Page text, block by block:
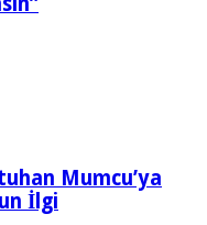
Mumcu’ya
İlgi